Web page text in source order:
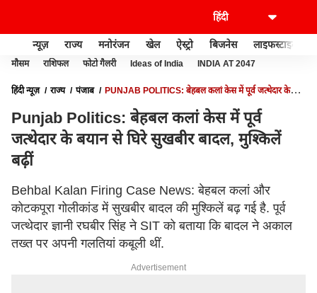
न्यूज़ राज्य मनोरंजन खेल ऐस्ट्रो बिजनेस लाइफस्टाइल
मौसम राशिफल फोटो गैलरी Ideas of India INDIA AT 2047
हिंदी न्यूज़ राज्य पंजाब
PUNJAB POLITICS: बेहबल कलां केस में पूर्व जत्थेदार के
Punjab Politics: बेहबल कलां केस में पूर्व
जत्थेदार के बयान से घिरे सुखबीर बादल, मुश्किलें
बढ़ीं
Behbal Kalan Firing Case News: बेहबल कलां और
कोटकपूरा गोलीकांड में सुखबीर बादल की मुश्किलें बढ़ गई है. पूर्व
जत्थेदार ज्ञानी रघबीर सिंह ने SIT को बताया कि बादल ने अकाल
तख्त पर अपनी गलतियां कबूली थीं.
Advertisement